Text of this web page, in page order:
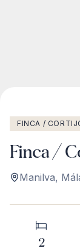
FINCA /
Finca /
Manilva,
2